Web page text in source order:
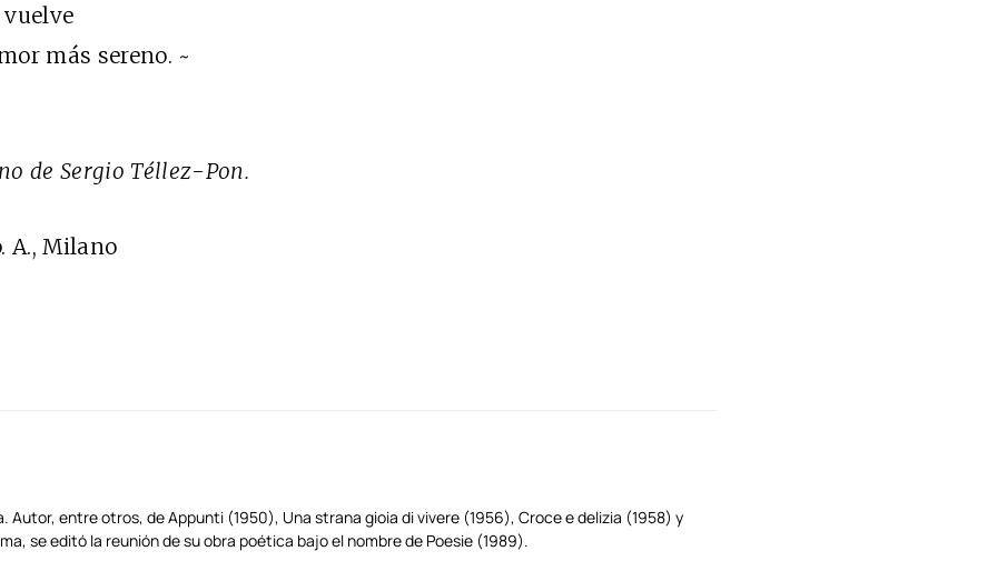
más sereno. ~
de Sergio Téllez-Pon.
A., Milano
Autor, entre otros, de Appunti (1950), Una strana gioia di vivere (1956), Croce e delizia (1958) y
se editó la reunión de su obra poética bajo el nombre de Poesie (1989).